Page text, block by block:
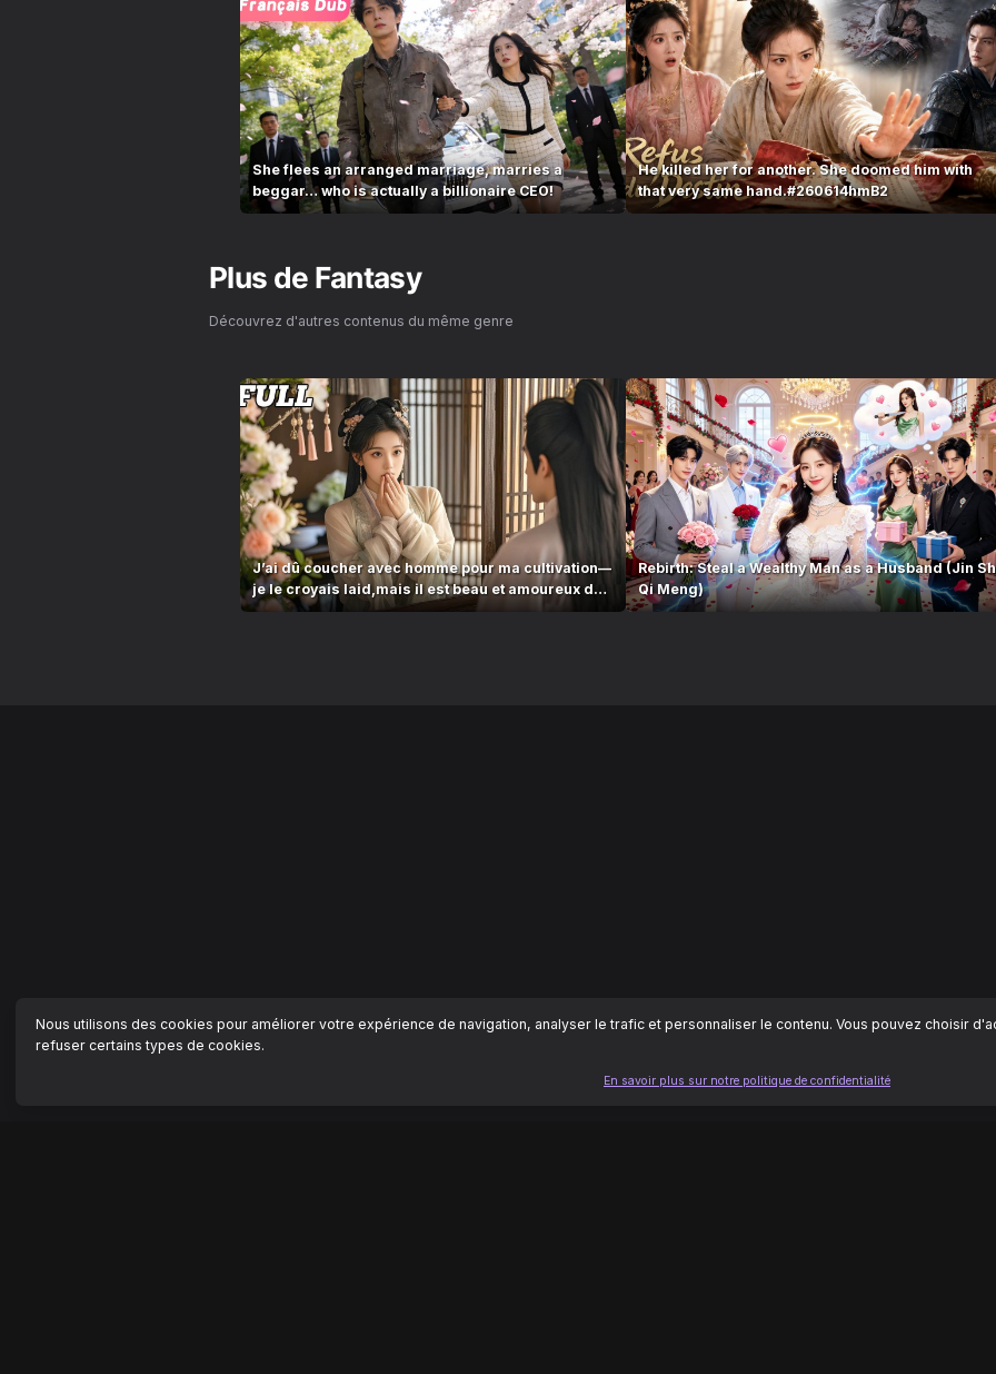
She flees an arranged marriage, marries a
beggar… who is actually a billionaire CEO!
He killed her for another. She doomed him with
that very same hand.#260614hmB2
Plus de Fantasy
Découvrez d'autres contenus du même genre
J’ai dû coucher avec homme pour ma cultivation—
je le croyais laid,mais il est beau et amoureux de
mo
Rebirth: Steal a Wealthy Man as a Husband (Jin
Qi Meng)
Nous utilisons des cookies pour améliorer votre expérience de navigation, analyser le trafic et personnaliser le contenu. Vous pouvez choisir
refuser certains types de cookies.
En savoir plus sur notre politique de confidentialité